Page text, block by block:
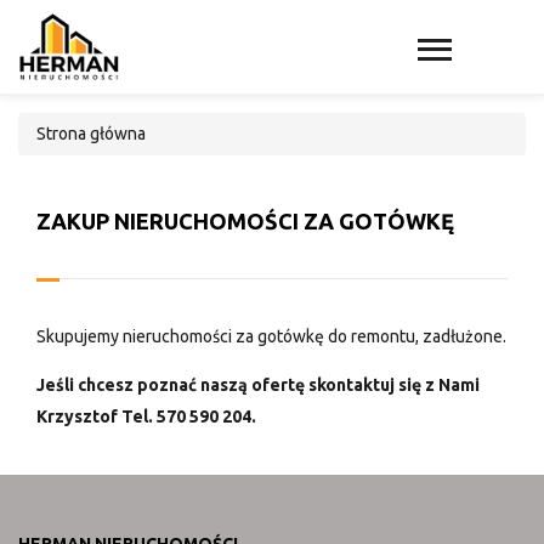
Strona główna
ZAKUP NIERUCHOMOŚCI ZA GOTÓWKĘ
Skupujemy nieruchomości za gotówkę do remontu, zadłużone.
Jeśli chcesz poznać naszą ofertę skontaktuj się z Nami
Krzysztof Tel. 570 590 204.